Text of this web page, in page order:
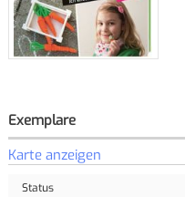
Exemplare
Karte anzeigen
Status